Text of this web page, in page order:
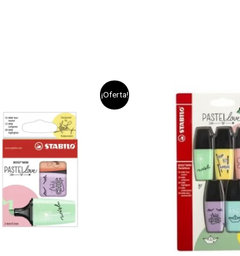
¡Oferta!
original
era:
$1.990.
actual
es:
$1.790.
era: